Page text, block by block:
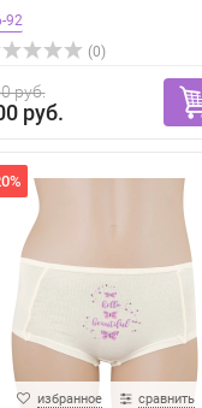
92
(0)
руб.
руб.
избранное сравнить